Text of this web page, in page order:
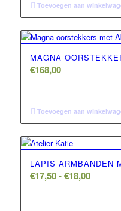
Toevoegen aan
MAGNA
€168,00
Toevoegen aan
LAPIS ARMBANDEN
€17,50 - €18,00
tot